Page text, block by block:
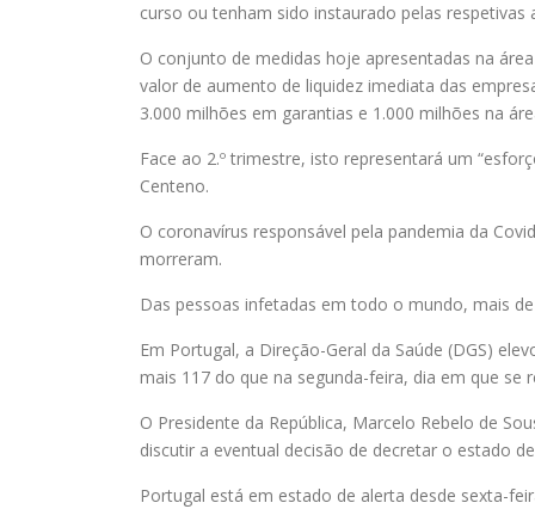
curso ou tenham sido instaurado pelas
O conjunto de medidas hoje apresentadas na
valor de aumento de liquidez imediata das
3.000 milhões em garantias e 1.000 milhões na
Face ao 2.º trimestre, isto representará um
Centeno.
O coronavírus responsável pela pandemia da
morreram.
Das pessoas infetadas em todo o mundo, mais
Em Portugal, a Direção-Geral da Saúde (DGS)
mais 117 do que na segunda-feira, dia em que se
O Presidente da República, Marcelo Rebelo de
discutir a eventual decisão de decretar o estado
Portugal está em estado de alerta desde sexta-